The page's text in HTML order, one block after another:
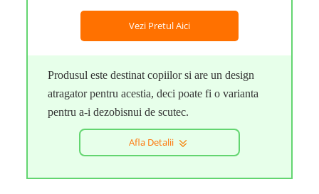
Vezi Pretul Aici
Produsul este destinat copiilor si are un design
atragator pentru acestia, deci poate fi o varianta
pentru a-i dezobisnui de scutec.
Afla Detalii